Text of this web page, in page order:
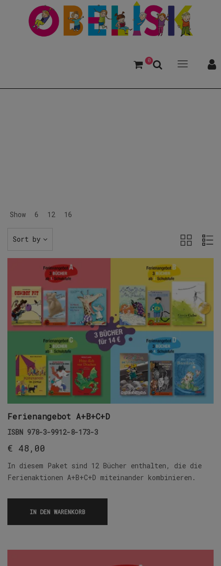
0
Show 6 12 16
Sort by
Ferienangebot A+B+C+D
ISBN 978-3-9912-8-173-3
€ 48,00
In diesem Paket sind 12 Bücher enthalten, die die
Ferienaktionen A+B+C+D miteinander kombinieren.
IN DEN WARENKORB